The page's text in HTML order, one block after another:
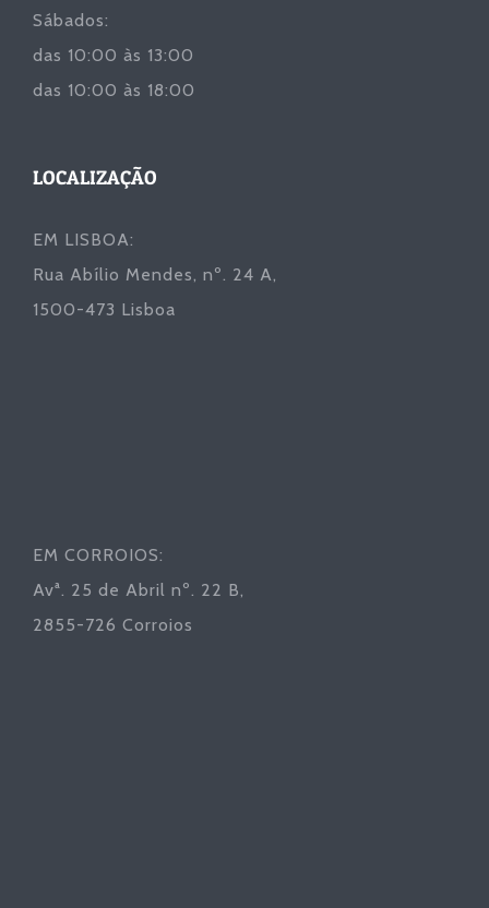
Sábados:
das 10:00 às 13:00
das 10:00 às 18:00
LOCALIZAÇÃO
EM LISBOA:
Rua Abílio Mendes, nº. 24 A,
1500-473 Lisboa
EM CORROIOS:
Avª. 25 de Abril nº. 22 B,
2855-726 Corroios